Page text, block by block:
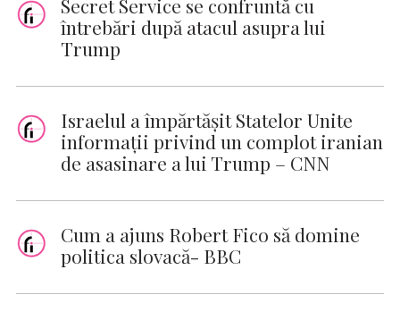
întrebări după atacul asupra lui
Trump
Israelul a împărtășit Statelor Unite
informații privind un complot iranian
de asasinare a lui Trump – CNN
Cum a ajuns Robert Fico să domine
politica slovacă- BBC